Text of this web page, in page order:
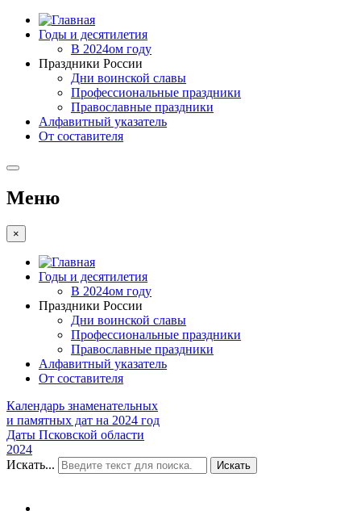
Годы и десятилетия
В 2024ом году
Праздники России
Дни воинской славы
Профессиональные праздники
Православные праздники
Алфавитный указатель
От составителя
Меню
×
Годы и десятилетия
В 2024ом году
Праздники России
Дни воинской славы
Профессиональные праздники
Православные праздники
Алфавитный указатель
От составителя
Календарь знаменательных
и памятных дат на 2024 год
Даты Псковской области
2024
Искать...
Искать